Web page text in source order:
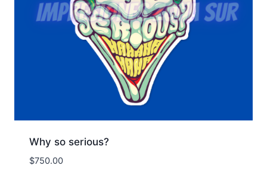
Why so serious?
$750.00